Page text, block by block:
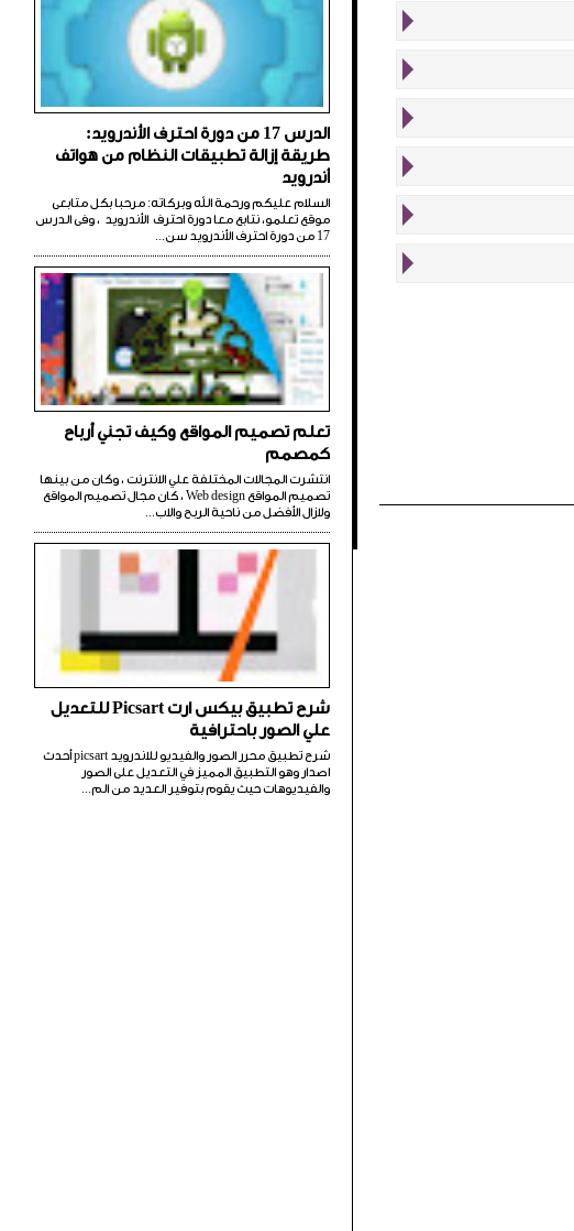
الدرس 17 من دورة احترف الأندرويد:
طريقة إزالة تطبيقات النظام من هواتف
أندرويد
السلام عليكم ورحمة الله وبركاته: مرحبا بكل متابعى
موقع تعلمو، نتابع معا دورة احترف الأندرويد ، وفى الدرس
17 من دورة احترف الأندرويد سن...
تعلم تصميم المواقع وكيف تجني أرباح
كمصمم
انتشرت المجالات المختلفة علي الانترنت ، وكان من بينها
تصميم المواقع Web design ، كان مجال تصميم المواقع
ولازال الأفضل من ناحية الربح والاب...
شرح تطبيق بيكس ارت Picsart للتعديل
علي الصور باحترافية
شرح تطبيق محرر الصور والفيديو للاندرويد picsart أحدث
اصدار وهو التطبيق المميز في التعديل على الصور
والفيديوهات حيث يقوم بتوفير العديد من الم...